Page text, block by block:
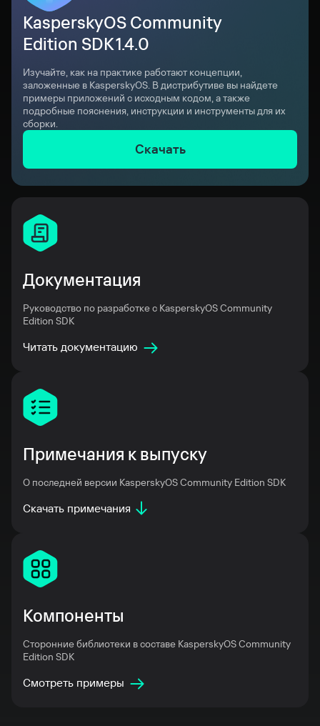
KasperskyOS Community
Edition SDK1.4.0
Изучайте, как на практике работают концепции,
заложенные в KasperskyOS. В дистрибутиве вы найдете
примеры приложений с исходным кодом, а также
подробные пояснения, инструкции и инструменты для их
сборки.
Скачать
Документация
Руководство по разработке с KasperskyOS Community
Edition SDK
Читать документацию
Примечания к выпуску
О последней версии KasperskyOS Community Edition SDK
Скачать примечания
Компоненты
Сторонние библиотеки в составе KasperskyOS Community
Edition SDK
Смотреть примеры